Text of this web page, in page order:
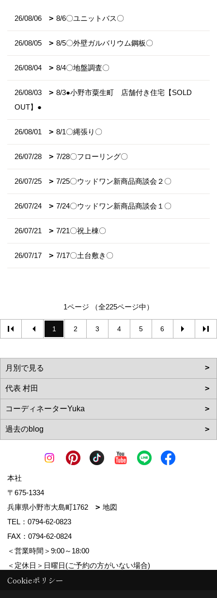
26/08/06 8/6〇ユニットバス〇
26/08/05 8/5〇外壁ガルバリウム鋼板〇
26/08/04 8/4〇地盤調査〇
26/08/03
8/3●小野市粟生町 店舗付き住宅【SOLD
OUT】●
26/08/01 8/1〇縄張り〇
26/07/28 7/28〇フローリング〇
26/07/25 7/25〇ウッドワン新商品商談会２〇
26/07/24 7/24〇ウッドワン新商品商談会１〇
26/07/21 7/21〇祝上棟〇
26/07/17 7/17〇土台敷き〇
1ページ （全225ページ中）
1 2 3 4 5 6
本社
〒675-1334
兵庫県小野市大島町1762
地図
TEL： 0794-62-0823
FAX：0794-62-0824
＜営業時間＞9:00～18:00
＜定休日＞日曜日(ご予約の方がいない場合)
Cookieポリシー